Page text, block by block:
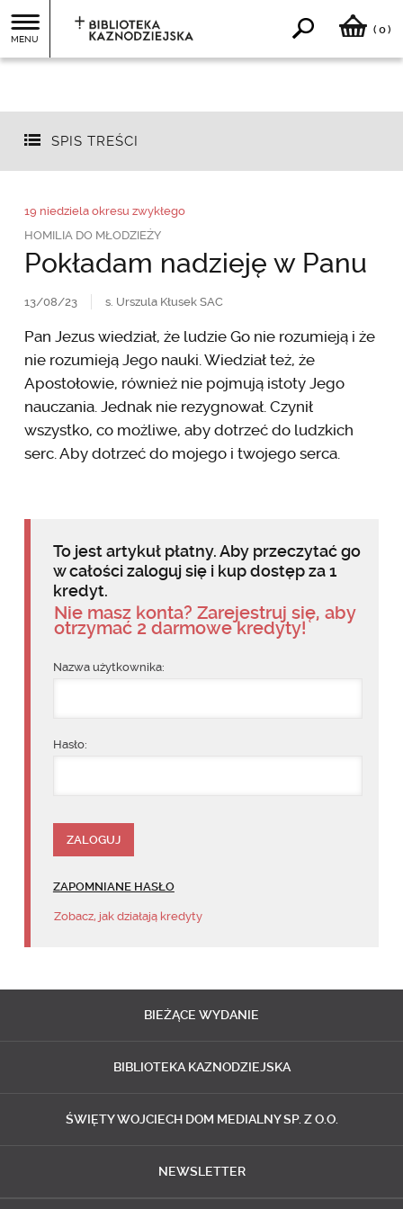
MENU
( 0)
SPIS TREŚCI
19 niedziela okresu zwykłego
HOMILIA DO MŁODZIEŻY
Pokładam nadzieję w Panu
13/08/23 s. Urszula Kłusek SAC
Pan Jezus wiedział, że ludzie Go nie rozumieją i że
nie rozumieją Jego nauki. Wiedział też, że
Apostołowie, również nie pojmują istoty Jego
nauczania. Jednak nie rezygnował. Czynił
wszystko, co możliwe, aby dotrzeć do ludzkich
serc. Aby dotrzeć do mojego i twojego serca.
To jest artykuł płatny. Aby przeczytać go
w całości zaloguj się i kup dostęp za 1
kredyt.
Nie masz konta? Zarejestruj się, aby
otrzymać 2 darmowe kredyty!
Nazwa użytkownika:
Hasło:
ZAPOMNIANE HASŁO
Zobacz, jak działają kredyty
BIEŻĄCE WYDANIE
BIBLIOTEKA KAZNODZIEJSKA
ŚWIĘTY WOJCIECH DOM MEDIALNY SP. Z O.O.
NEWSLETTER